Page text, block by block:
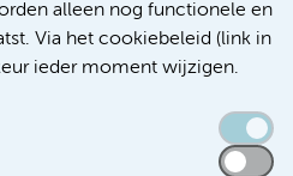
alleen nog functionele en
Via het cookiebeleid (link in
ieder moment wijzigen.